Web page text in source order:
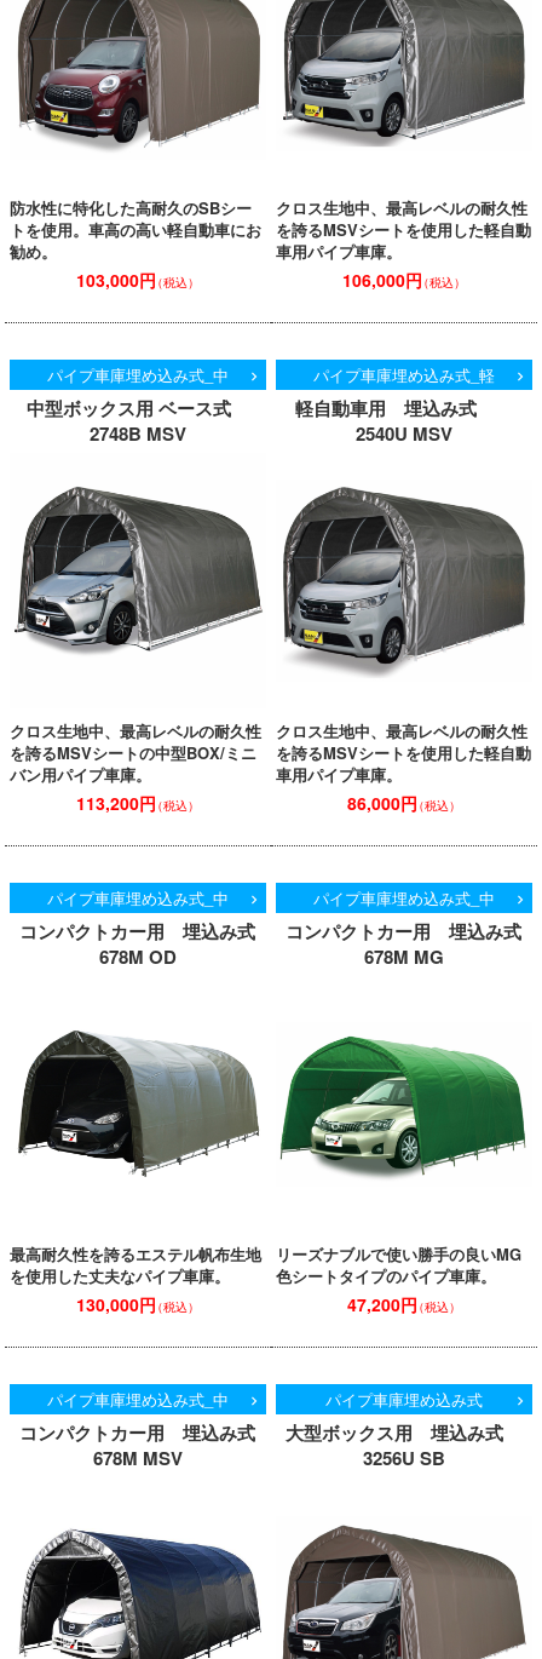
防水性に特化した高耐久のSBシー
トを使用。車高の高い軽自動車にお
勧め。
103,000円（税込）
クロス生地中、最高レベルの耐久性
を誇るMSVシートを使用した軽自動
車用パイプ車庫。
106,000円（税込）
パイプ車庫埋め込み式_中
中型ボックス用 ベース式
2748B MSV
クロス生地中、最高レベルの耐久性
を誇るMSVシートの中型BOX/ミニ
バン用パイプ車庫。
113,200円（税込）
パイプ車庫埋め込み式_軽
軽自動車用 埋込み式
2540U MSV
クロス生地中、最高レベルの耐久性
を誇るMSVシートを使用した軽自動
車用パイプ車庫。
86,000円（税込）
パイプ車庫埋め込み式_中
コンパクトカー用 埋込み式
678M OD
最高耐久性を誇るエステル帆布生地
を使用した丈夫なパイプ車庫。
130,000円（税込）
パイプ車庫埋め込み式_中
コンパクトカー用 埋込み式
678M MG
リーズナブルで使い勝手の良いMG
色シートタイプのパイプ車庫。
47,200円（税込）
パイプ車庫埋め込み式_中
コンパクトカー用 埋込み式
678M MSV
パイプ車庫埋め込み式
大型ボックス用 埋込み式
3256U SB